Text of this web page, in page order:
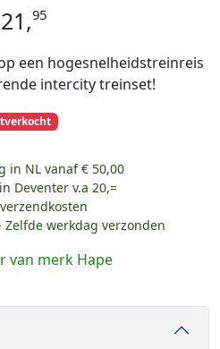
21,95
een hogesnelheidstreinreis
intercity treinset!
in NL vanaf € 50,00
Deventer v.a 20,=
werkdag verzonden
van merk Hape